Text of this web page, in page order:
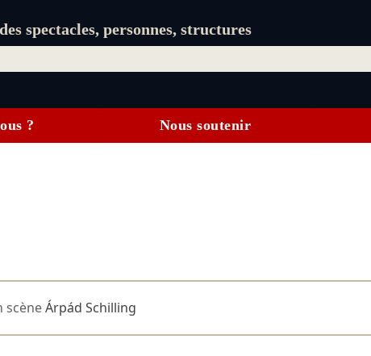
spectacles, personnes, structures
? Nous soutenir
scèneÁrpád Schilling